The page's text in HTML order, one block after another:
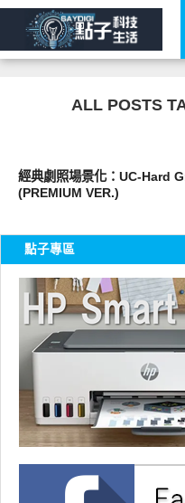
ALL POSTS
經典劇照場景化：UC-Hard
(PREMIUM VER.)
點子專區